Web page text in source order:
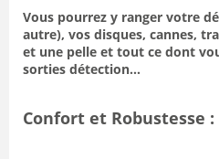
Vous pourrez y ranger votre
autre), vos disques, cannes,
et une pelle et tout ce dont
sorties détection…
Confort et Robustesse :